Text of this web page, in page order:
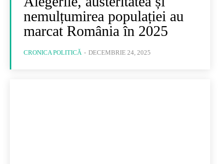
nemulțumirea populației au
marcat România în 2025
CRONICA POLITICĂ - DECEMBRIE 24, 2025